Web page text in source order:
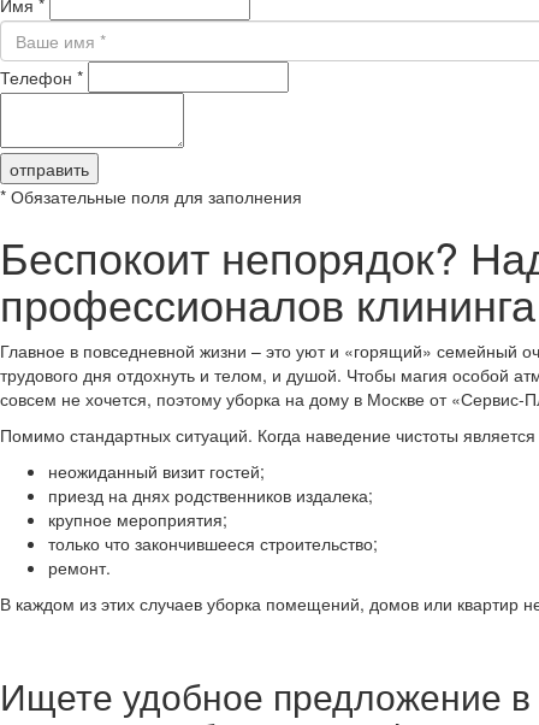
Телефон *
отправить
* Обязательные поля для заполнения
Беспокоит непорядок?
профессионалов
Главное в повседневной жизни – это уют и «горящий» семейный
трудового дня отдохнуть и телом, и душой. Чтобы магия особой
совсем не хочется, поэтому уборка на дому в Москве от «Сервис-
Помимо стандартных ситуаций. Когда наведение чистоты
неожиданный визит гостей;
приезд на днях родственников издалека;
крупное мероприятия;
только что закончившееся строительство;
ремонт.
В каждом из этих случаев уборка помещений, домов или квартир
Ищете удобное предложение